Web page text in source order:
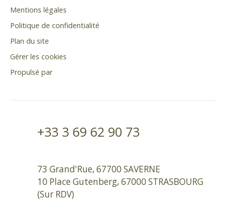
Mentions légales
Politique de confidentialité
Plan du site
Gérer les cookies
Propulsé par
+33 3 69 62 90 73
73 Grand'Rue, 67700 SAVERNE
10 Place Gutenberg, 67000 STRASBOURG
(Sur RDV)